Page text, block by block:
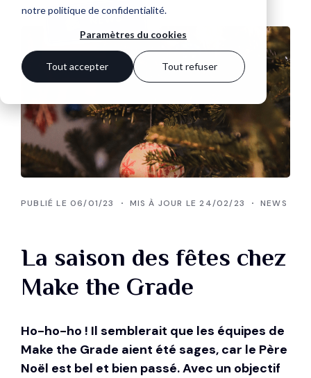
notre politique de confidentialité.
Paramètres du cookies
Tout accepter Tout refuser
PUBLIÉ LE 06/01/23 MIS À JOUR LE 24/02/23 NEWS
La saison des fêtes chez
Make the Grade
Ho-ho-ho ! Il semblerait que les équipes de
Make the Grade aient été sages, car le Père
Noël est bel et bien passé. Avec un objectif